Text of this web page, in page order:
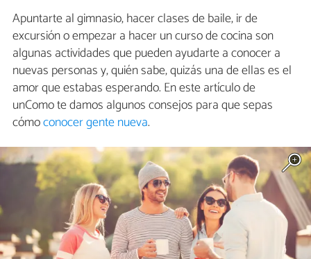
Apuntarte al gimnasio, hacer clases de baile, ir de
excursión o empezar a hacer un curso de cocina son
algunas actividades que pueden ayudarte a conocer a
nuevas personas y, quién sabe, quizás una de ellas es el
amor que estabas esperando. En este artículo de
unComo te damos algunos consejos para que sepas
cómoconocer gente nueva.